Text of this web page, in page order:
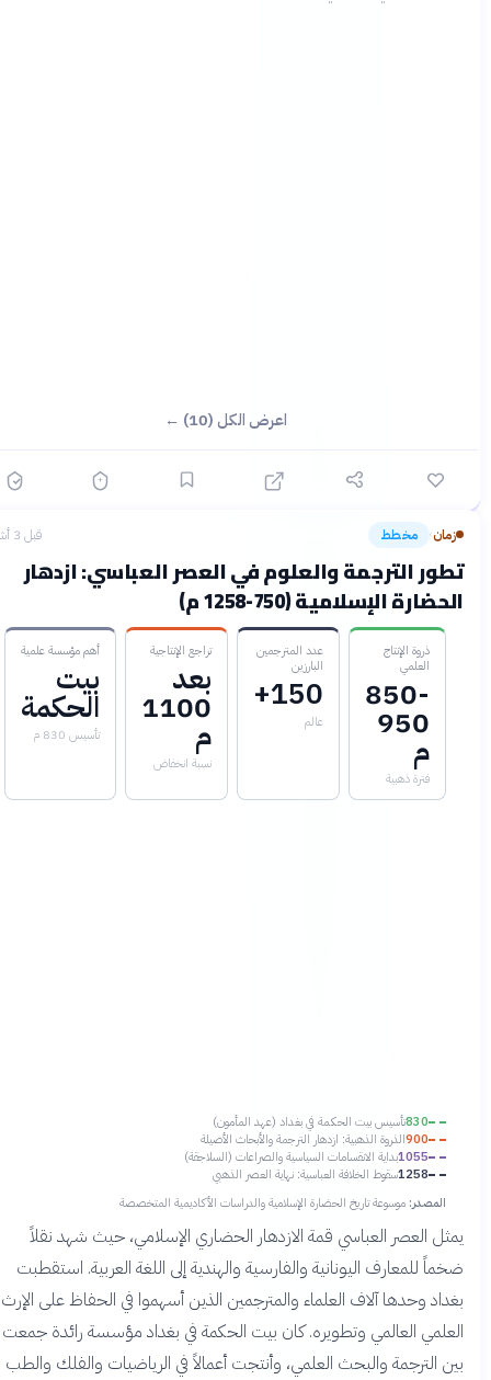
اعرض الكل (10) ←
زمان› مخطط
الترجمة والعلوم في العصر العباسي: ازدهار
الإسلامية (750-1258 م)
ذروة الإنتاج
850-
950
فترة ذهبية
عدد المترجمين
البارزين
150+
تراجع الإنتاجية
بعد
1100
نسبة انخفاض
أهم مؤسسة علمية
بيت
الحكمة
تأسيس 830 م
830 تأسيس بيت الحكمة في بغداد (عهد المأمون)
900 الذروة الذهبية: ازدهار الترجمة والأبحاث الأصيلة
1055بداية الانقسامات السياسية والصراعات (السلاجقة)
1258سقوط الخلافة العباسية: نهاية العصر الذهبي
المصدر:موسوعة تاريخ الحضارة الإسلامية والدراسات الأكاديمية المتخصصة
العصر العباسي قمة الازدهار الحضاري الإسلامي، حيث شهد نقلاً
للمعارف اليونانية والفارسية والهندية إلى اللغة العربية. استقطبت
وحدها آلاف العلماء والمترجمين الذين أسهموا في الحفاظ على الإرث
العالمي وتطويره. كان بيت الحكمة في بغداد مؤسسة رائدة جمعت
الترجمة والبحث العلمي، وأنتجت أعمالاً في الرياضيات والفلك والطب